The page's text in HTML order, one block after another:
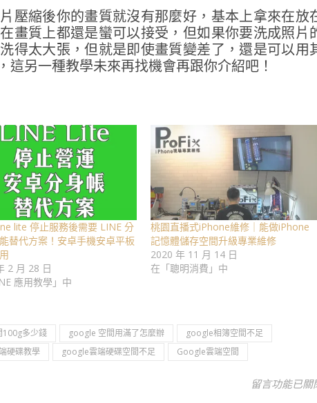
壓縮後你的畫質就沒有那麼好，基本上拿來在放
畫質上都還是蠻可以接受，但如果你要洗成照片
得太大張，但就是即使畫質變差了，還是可以用
另一種教學未來再找機會再跟你介紹吧！
lite 停止服務後需要 LINE 分
替代方案！安卓手機安卓平板
2 月 28 日
應用教學」中
桃園直播式iPhone維修｜能做iPhone
記憶體儲存空間升級專業維修
2020 年 11 月 14 日
在「聰明消費」中
多少錢 google 空間用滿了怎麼辦
google相簿空間不足
硬碟教學 google雲端硬碟空間不足 Google雲端空間
在〈Google
留言功能已關